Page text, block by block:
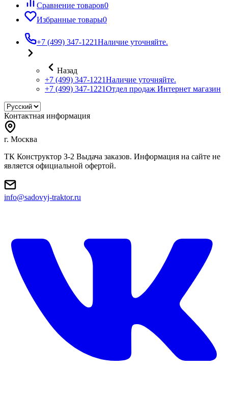
Сравнение товаров0
Избранные товары0
+7 (499) 347-1221Наличие уточняйте.
Назад
+7 (499) 347-1221Наличие уточняйте.
+7 (499) 347-1221Отдел продаж Интернет магазин
Контактная информация
г. Москва
ТК Конструктор З-2 Выдача заказов. Информация на сайте не
является официальной офертой.
info@sadovyj-traktor.ru